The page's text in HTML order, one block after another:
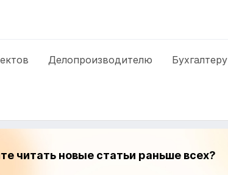
Делопроизводителю Бухгалтеру
читать новые статьи раньше всех?